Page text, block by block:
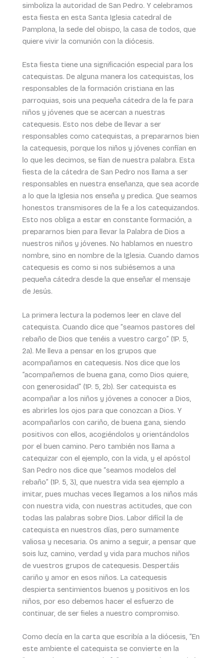
simboliza la autoridad de San Pedro. Y celebramos
esta fiesta en esta Santa Iglesia catedral de
Pamplona, la sede del obispo, la casa de todos, que
quiere vivir la comunión con la diócesis.
Esta fiesta tiene una significación especial para los
catequistas. De alguna manera los catequistas, los
responsables de la formación cristiana en las
parroquias, sois una pequeña cátedra de la fe para
niños y jóvenes que se acercan a nuestras
catequesis. Esto nos debe de llevar a ser
responsables como catequistas, a prepararnos bien
la catequesis, porque los niños y jóvenes confían en
lo que les decimos, se fían de nuestra palabra. Esta
fiesta de la cátedra de San Pedro nos llama a ser
responsables en nuestra enseñanza, que sea acorde
a lo que la Iglesia nos enseña y predica. Que seamos
honestos transmisores de la fe a los catequizandos.
Esto nos obliga a estar en constante formación, a
prepararnos bien para llevar la Palabra de Dios a
nuestros niños y jóvenes. No hablamos en nuestro
nombre, sino en nombre de la Iglesia. Cuando damos
catequesis es como si nos subiésemos a una
pequeña cátedra desde la que enseñar el mensaje
de Jesús.
La primera lectura la podemos leer en clave del
catequista. Cuando dice que “seamos pastores del
rebaño de Dios que tenéis a vuestro cargo” (1P. 5,
2a). Me lleva a pensar en los grupos que
acompañamos en catequesis. Nos dice que los
“acompañemos de buena gana, como Dios quiere,
con generosidad” (1P. 5, 2b). Ser catequista es
acompañar a los niños y jóvenes a conocer a Dios,
es abrirles los ojos para que conozcan a Dios. Y
acompañarlos con cariño, de buena gana, siendo
positivos con ellos, acogiéndolos y orientándolos
por el buen camino. Pero también nos llama a
catequizar con el ejemplo, con la vida, y el apóstol
San Pedro nos dice que “seamos modelos del
rebaño” (1P. 5, 3), que nuestra vida sea ejemplo a
imitar, pues muchas veces llegamos a los niños más
con nuestra vida, con nuestras actitudes, que con
todas las palabras sobre Dios. Labor difícil la de
catequista en nuestros días, pero sumamente
valiosa y necesaria. Os animo a seguir, a pensar que
sois luz, camino, verdad y vida para muchos niños
de vuestros grupos de catequesis. Despertáis
cariño y amor en esos niños. La catequesis
despierta sentimientos buenos y positivos en los
niños, por eso debemos hacer el esfuerzo de
continuar, de ser fieles a nuestro compromiso.
Como decía en la carta que escribía a la diócesis, “En
este ambiente el catequista se convierte en la